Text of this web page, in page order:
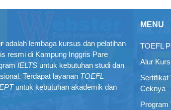
adalah lembaga kursus dan pelatihan
resmi di Kampung Inggris Pare
IELTS untuk kebutuhan studi dan
Terdapat layanan TOEFL
untuk kebutuhan akademik dan
MENU
TOEFL
Alur
Sertifikat
Ceknya
Program